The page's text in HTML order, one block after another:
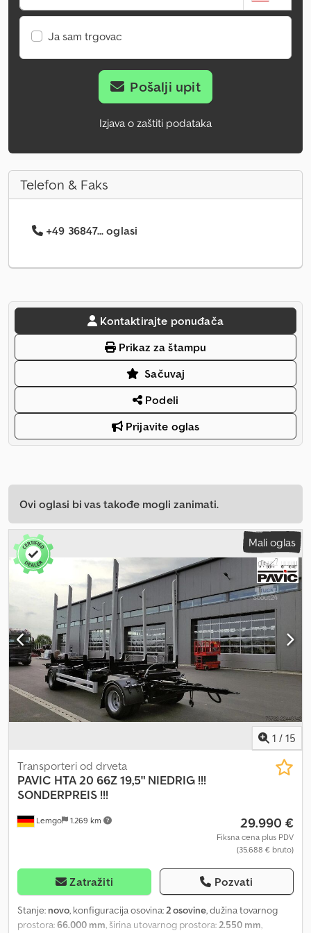
Ja sam trgovac
Pošalji upit
Izjava o zaštiti podataka
Telefon & Faks
+49 36847... oglasi
Kontaktirajte ponuđača
Prikaz za štampu
Sačuvaj
Podeli
Prijavite oglas
Ovi oglasi bi vas takođe mogli zanimati.
Mali oglas
1 / 15
Lemgo 1.269 km
Transporteri od drveta
PAVIC HTA 20 66Z 19,5" NIEDRIG !!!
SONDERPREIS !!!
29.990 €
Fiksna cena plus PDV
(35.688 € bruto)
Zatražiti Pozvati
Stanje: novo, konfiguracija osovina: 2 osovine, dužina tovarnog
prostora:66.000 mm , širina utovarnog prostora: 2.550 mm